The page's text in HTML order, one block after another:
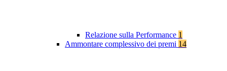
Relazione sulla Performance 1
Ammontare complessivo dei premi 14